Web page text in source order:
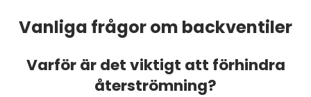
Vanliga frågor om backventiler
Varför är det viktigt att förhindra
återströmning?